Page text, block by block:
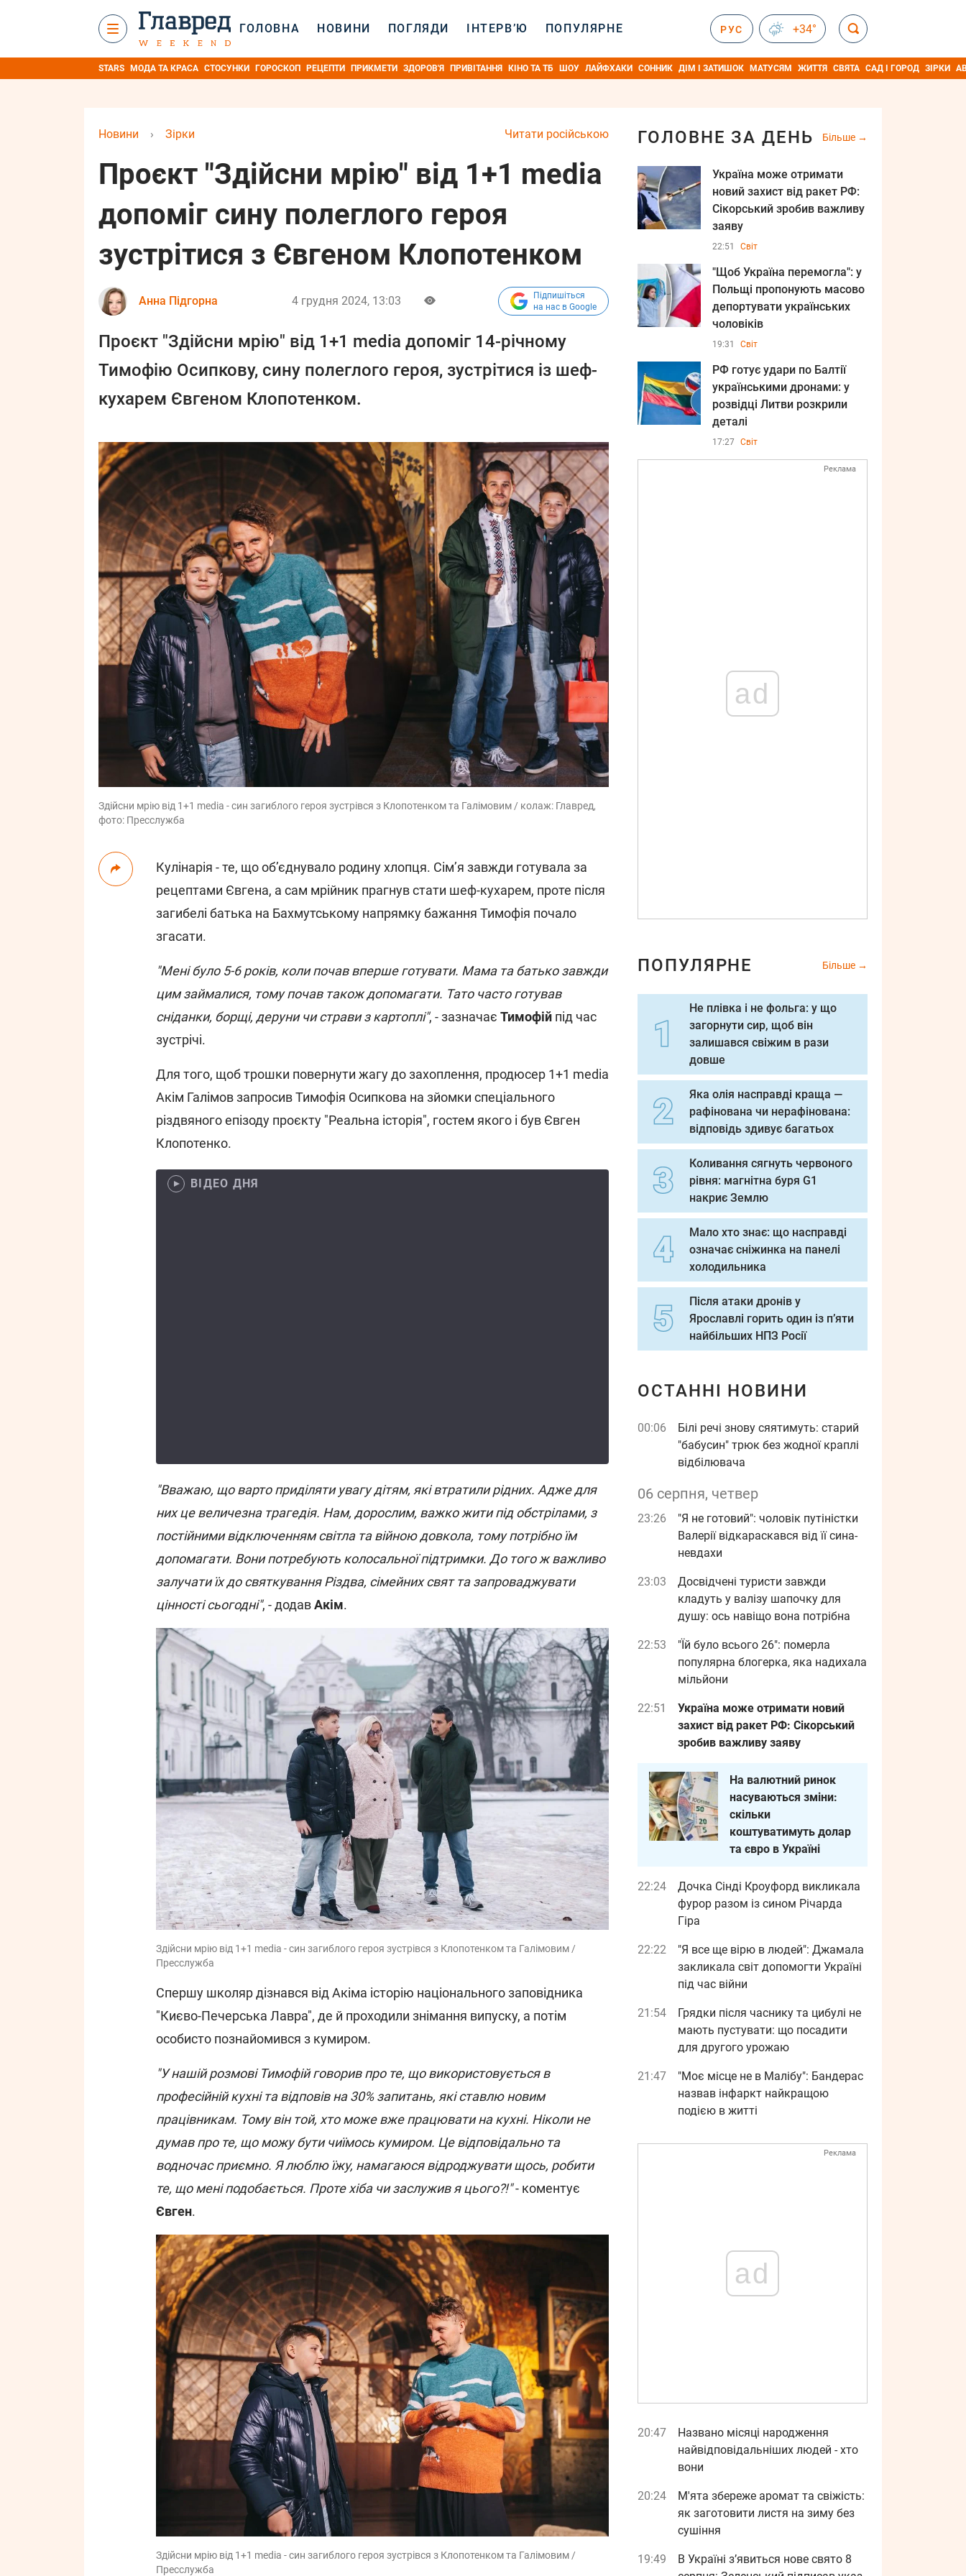
ГОЛОВНА НОВИНИ ПОГЛЯДИ ІНТЕРВ’Ю ПОПУЛЯРНЕ РУС +34°
STARS МОДА ТА КРАСА СТОСУНКИ ГОРОСКОП РЕЦЕПТИ ПРИКМЕТИ ЗДОРОВ'Я ПРИВІТАННЯ КІНО ТА ТБ ШОУ ЛАЙФХАКИ СОННИК ДІМ І ЗАТИШОК МАТУСЯМ ЖИТТЯ СВЯТА САД І ГОРОД ЗІРКИ
Читати російською
Новини › Зірки
Проєкт "Здійсни мрію" від 1+1 media
допоміг сину полеглого героя
зустрітися з Євгеном Клопотенком
Анна Підгорна 4 грудня 2024, 13:03
Підпишіться
на нас в Google
Проєкт "Здійсни мрію" від 1+1 media допоміг 14-річному
Тимофію Осипкову, сину полеглого героя, зустрітися із шеф-
кухарем Євгеном Клопотенком.
Здійсни мрію від 1+1 media - син загиблого героя зустрівся з Клопотенком та Галімовим / колаж: Главред,
фото: Пресслужба
Кулінарія - те, що об’єднувало родину хлопця. Сім’я завжди готувала за
рецептами Євгена, а сам мрійник прагнув стати шеф-кухарем, проте після
загибелі батька на Бахмутському напрямку бажання Тимофія почало
згасати.
"Мені було 5-6 років, коли почав вперше готувати. Мама та батько завжди
цим займалися, тому почав також допомагати. Тато часто готував
сніданки, борщі, деруни чи страви з картоплі", - зазначає Тимофій під час
зустрічі.
Для того, щоб трошки повернути жагу до захоплення, продюсер 1+1 media
Акім Галімов запросив Тимофія Осипкова на зйомки спеціального
різдвяного епізоду проєкту "Реальна історія", гостем якого і був Євген
Клопотенко.
ВІДЕО ДНЯ
"Вважаю, що варто приділяти увагу дітям, які втратили рідних. Адже для
них це величезна трагедія. Нам, дорослим, важко жити під обстрілами, з
постійними відключенням світла та війною довкола, тому потрібно їм
допомагати. Вони потребують колосальної підтримки. До того ж важливо
залучати їх до святкування Різдва, сімейних свят та запроваджувати
цінності сьогодні", - додавАкім.
Здійсни мрію від 1+1 media - син загиблого героя зустрівся з Клопотенком та Галімовим /
Пресслужба
Спершу школяр дізнався від Акіма історію національного заповідника
"Києво-Печерська Лавра", де й проходили знімання випуску, а потім
особисто познайомився з кумиром.
"У нашій розмові Тимофій говорив про те, що використовується в
професійній кухні та відповів на 30% запитань, які ставлю новим
працівникам. Тому він той, хто може вже працювати на кухні. Ніколи не
думав про те, що можу бути чиїмось кумиром. Це відповідально та
водночас приємно. Я люблю їжу, намагаюся відроджувати щось, робити
те, що мені подобається. Проте хіба чи заслужив я цього?!"- коментує
Євген.
Здійсни мрію від 1+1 media - син загиблого героя зустрівся з Клопотенком та Галімовим /
Пресслужба
ГОЛОВНЕ ЗА ДЕНЬ Більше
Україна може отримати
новий захист від ракет РФ:
Сікорський зробив важливу
заяву
22:51 Світ
"Щоб Україна перемогла": у
Польщі пропонують масово
депортувати українських
чоловіків
19:31 Світ
РФ готує удари по Балтії
українськими дронами: у
розвідці Литви розкрили
деталі
17:27 Світ
Реклама
ad
ПОПУЛЯРНЕ Більше
Не плівка і не фольга: у що
загорнути сир, щоб він
залишався свіжим в рази
довше
Яка олія насправді краща —
рафінована чи нерафінована:
відповідь здивує багатьох
Коливання сягнуть червоного
рівня: магнітна буря G1
накриє Землю
Мало хто знає: що насправді
означає сніжинка на панелі
холодильника
Після атаки дронів у
Ярославлі горить один із п’яти
найбільших НПЗ Росії
ОСТАННІ НОВИНИ
00:06
Білі речі знову сяятимуть: старий
"бабусин" трюк без жодної краплі
відбілювача
06 серпня, четвер
23:26
"Я не готовий": чоловік путіністки
Валерії відкараскався від її сина-
невдахи
23:03
Досвідчені туристи завжди
кладуть у валізу шапочку для
душу: ось навіщо вона потрібна
22:53
"Їй було всього 26": померла
популярна блогерка, яка надихала
мільйони
22:51
Україна може отримати новий
захист від ракет РФ: Сікорський
зробив важливу заяву
На валютний ринок
насуваються зміни:
скільки
коштуватимуть долар
та євро в Україні
22:24
Дочка Сінді Кроуфорд викликала
фурор разом із сином Річарда
Гіра
22:22
"Я все ще вірю в людей": Джамала
закликала світ допомогти Україні
під час війни
21:54
Грядки після часнику та цибулі не
мають пустувати: що посадити
для другого урожаю
21:47
"Моє місце не в Малібу": Бандерас
назвав інфаркт найкращою
подією в житті
Реклама
ad
20:47
Названо місяці народження
найвідповідальніших людей - хто
вони
20:24
М'ята збереже аромат та свіжість:
як заготовити листя на зиму без
сушіння
19:49
В Україні з’явиться нове свято 8